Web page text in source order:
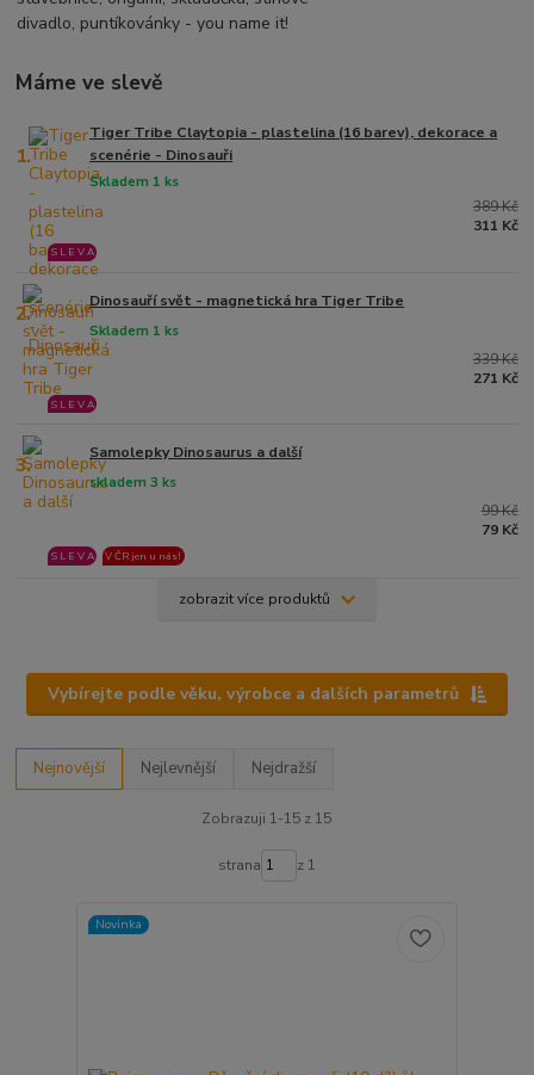
divadlo, puntíkovánky - you name it!
Máme ve slevě
1.
Tiger Tribe Claytopia - plastelina (16 barev), dekorace a
scenérie - Dinosauři
Skladem 1 ks
S L E V A
389 Kč
311 Kč
2. Dinosauří svět - magnetická hra Tiger Tribe
Skladem 1 ks
S L E V A
339 Kč
271 Kč
3. Samolepky Dinosaurus a další
skladem 3 ks
S L E V A V ČR jen u nás!
99 Kč
79 Kč
zobrazit více produktů
Vybírejte podle věku, výrobce a dalších parametrů
Nejnovější Nejlevnější Nejdražší
Zobrazuji 1-15 z 15
strana z 1
Novinka